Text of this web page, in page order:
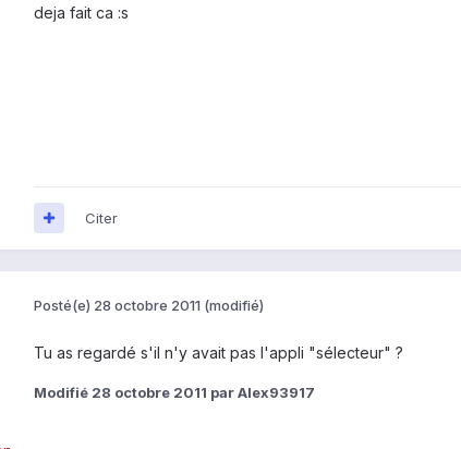
deja fait ca :s
Citer
Posté(e) 28 octobre 2011 (modifié)
Tu as regardé s'il n'y avait pas l'appli "sélecteur" ?
Modifié 28 octobre 2011 par Alex93917